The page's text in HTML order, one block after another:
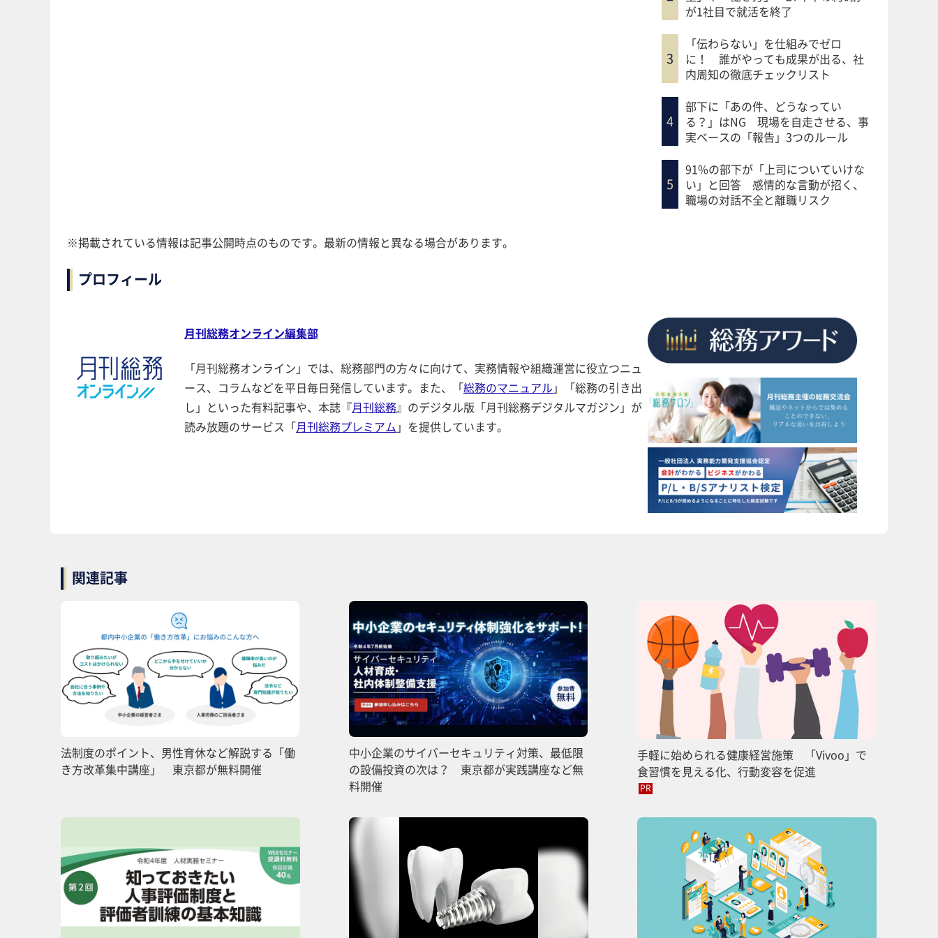
が1社目で就活を終了
「伝わらない」を仕組みでゼロ
に！ 誰がやっても成果が出る、社
内周知の徹底チェックリスト
部下に「あの件、どうなってい
る？」はNG 現場を自走させる、事
実ベースの「報告」3つのルール
91%の部下が「上司についていけな
い」と回答 感情的な言動が招く、
職場の対話不全と離職リスク
※掲載されている情報は記事公開時点のものです。最新の情報と異なる場合があります。
プロフィール
月刊総務オンライン編集部
「月刊総務オンライン」では、総務部門の方々に向けて、実務情報や組織運営に役立つニュ
ース、コラムなどを平日毎日発信しています。また、「総務のマニュアル 」「総務の引き出
し」といった有料記事や、本誌『月刊総務』のデジタル版「月刊総務デジタルマガジン」が
読み放題のサービス「月刊総務プレミアム 」を提供しています。
関連記事
法制度のポイント、男性育休など解説する「働
き方改革集中講座」 東京都が無料開催
中小企業のサイバーセキュリティ対策、最低限
の設備投資の次は？ 東京都が実践講座など無
料開催
手軽に始められる健康経営施策 「Vivoo」で
食習慣を見える化、行動変容を促進
PR